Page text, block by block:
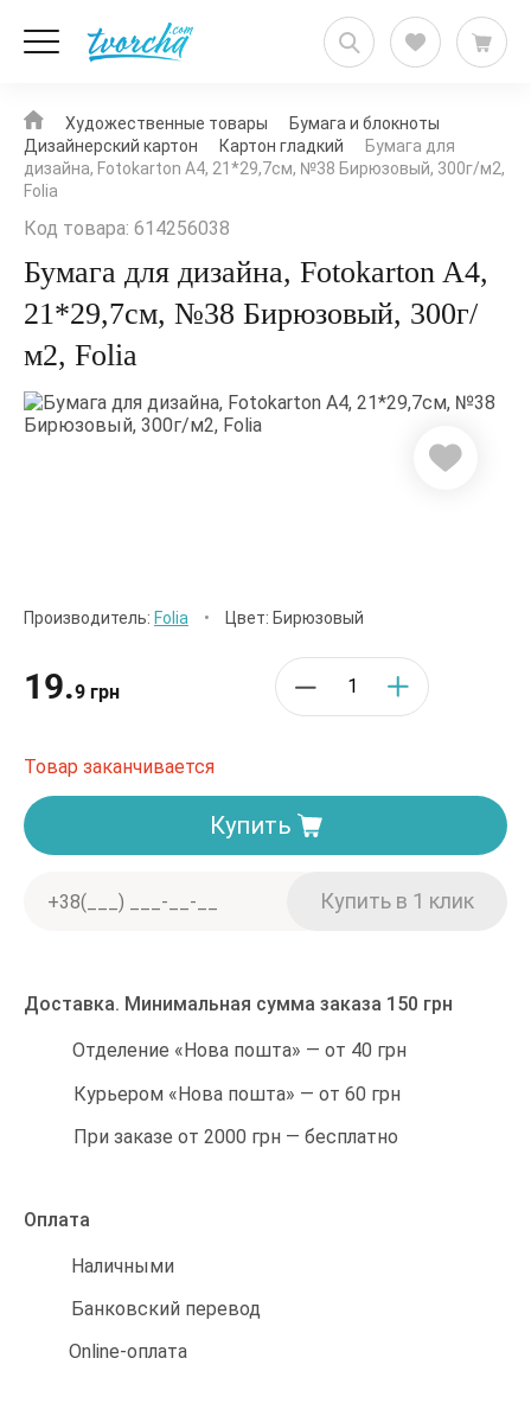
Художественные товары
Бумага и блокноты
Дизайнерский картон
Картон гладкий
Бумага для
дизайна, Fotokarton A4, 21*29,7см, №38 Бирюзовый, 300г/м2,
Folia
Код товара: 614256038
Бумага для дизайна, Fotokarton A4,
21*29,7см, №38 Бирюзовый, 300г/
м2, Folia
Производитель: Folia • Цвет: Бирюзовый
19.9 грн
Товар заканчивается
Купить
Доставка. Минимальная сумма заказа 150 грн
Отделение «Нова пошта» — от 40 грн
Курьером «Нова пошта» — от 60 грн
При заказе от 2000 грн — бесплатно
Оплата
Наличными
Банковский перевод
Online-оплата